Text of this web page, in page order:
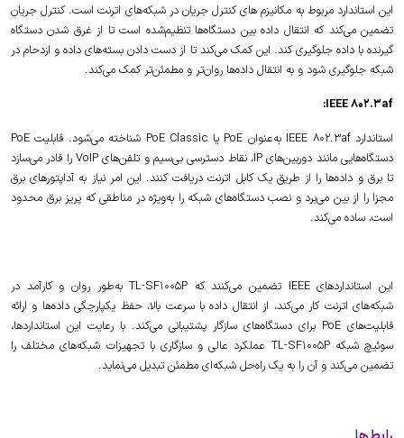
این استاندارد مربوط به مکانیزم های کنترل جریان در شبکه‌های اترنت است. کنترل جریان
تضمین می‌کند که انتقال داده بین دستگاه‌ها تنظیم‌شده است تا از غرق شدن دستگاه
گیرنده با داده جلوگیری کند. این کمک می‌کند تا از دست دادن بسته‌های داده و ازدحام در
شبکه جلوگیری شود و به انتقال داده‌ها روان‌تر و مطمئن‌تر کمک می‌کند.
IEEE 802.3af:
استاندارد IEEE 802.3af به‌عنوان PoE یا PoE Classic شناخته می‌شود. قابلیت PoE
دستگاه‌هایی مانند دوربین‌های IP، نقاط دسترسی بی‌سیم و تلفن‌های VoIP را قادر می‌سازد
تا برق و داده‌ها را از طریق یک کابل اترنت دریافت کنند. این امر نیاز به آداپتورهای برق
مجزا را از بین می‌برد و نصب دستگاه‌های شبکه را به‌ویژه در مناطقی که پریز برق محدود
است، ساده می‌کند.
این استانداردهای IEEE تضمین می‌کنند که TL-SF1005P به‌طور روان و کارآمد در
شبکه‌های اترنت کار می‌کند، از انتقال داده با سرعت بالا، حفظ یکپارچگی داده‌ها و ارائه
قابلیت‌های PoE برای دستگاه‌های سازگار پشتیبانی می‌کند. با رعایت این استانداردها،
سوئیچ شبکه TL-SF1005P عملکرد عالی و سازگاری با تجهیزات شبکه‌های مختلف را
تضمین می‌کند و آن را به یک راه‌حل شبکه‌ای مطمئن تبدیل می‌نماید.